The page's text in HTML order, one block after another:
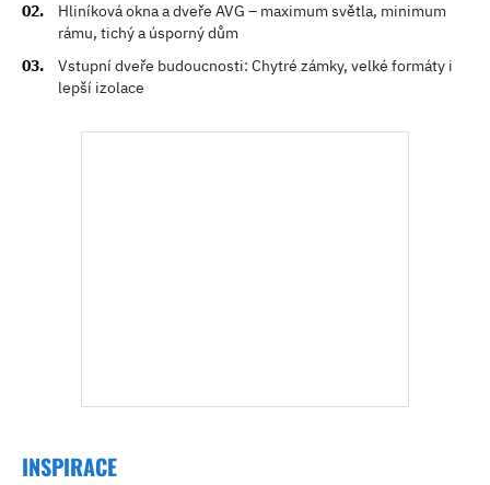
Hliníková okna a dveře AVG – maximum světla, minimum
rámu, tichý a úsporný dům
Vstupní dveře budoucnosti: Chytré zámky, velké formáty i
lepší izolace
INSPIRACE